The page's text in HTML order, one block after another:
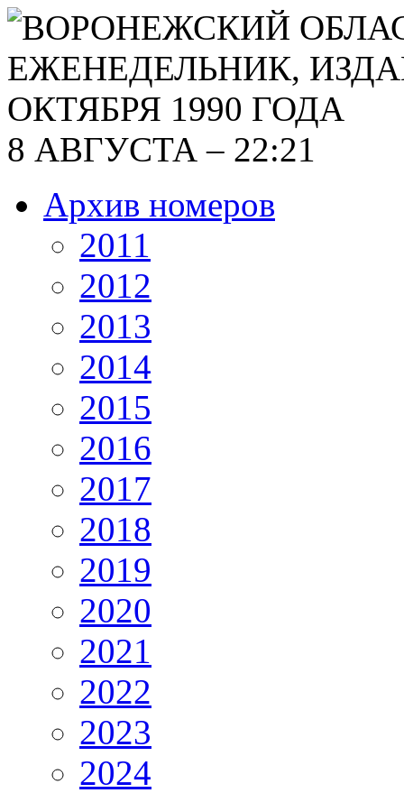
8 АВГУСТА – 22:21
Архив номеров
2011
2012
2013
2014
2015
2016
2017
2018
2019
2020
2021
2022
2023
2024